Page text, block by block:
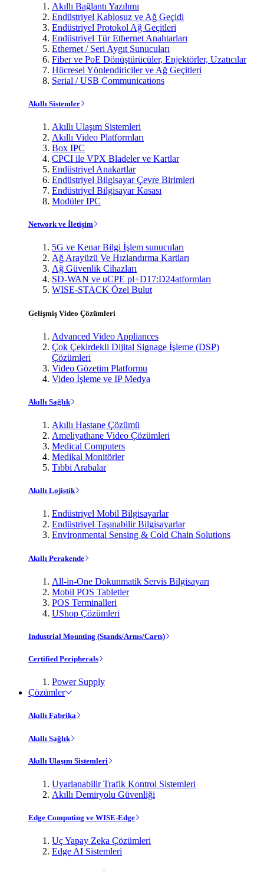
Akıllı Bağlantı Yazılımı
Endüstriyel Kablosuz ve Ağ Geçidi
Endüstriyel Protokol Ağ Geçitleri
Endüstriyel Tür Ethernet Anahtarları
Ethernet / Seri Aygıt Sunucuları
Fiber ve PoE Dönüştürücüler, Enjektörler, Uzatıcılar
Hücresel Yönlendiriciler ve Ağ Geçitleri
Serial / USB Communications
Akıllı Sistemler
Akıllı Ulaşım Sistemleri
Akıllı Video Platformları
Box IPC
CPCI ile VPX Bladeler ve Kartlar
Endüstriyel Anakartlar
Endüstriyel Bilgisayar Çevre Birimleri
Endüstriyel Bilgisayar Kasası
Modüler IPC
Network ve İletişim
5G ve Kenar Bilgi İşlem sunucuları
Ağ Arayüzü Ve Hızlandırma Kartları
Ağ Güvenlik Cihazları
SD-WAN ve uCPE pl+D17:D24atformları
WISE-STACK Özel Bulut
Gelişmiş Video Çözümleri
Advanced Video Appliances
Çok Çekirdekli Dijital Signage İşleme (DSP)
Çözümleri
Video Gözetim Platformu
Video İşleme ve IP Medya
Akıllı Sağlık
Akıllı Hastane Çözümü
Ameliyathane Video Çözümleri
Medical Computers
Medikal Monitörler
Tıbbi Arabalar
Akıllı Lojistik
Endüstriyel Mobil Bilgisayarlar
Endüstriyel Taşınabilir Bilgisayarlar
Environmental Sensing & Cold Chain Solutions
Akıllı Perakende
All-in-One Dokunmatik Servis Bilgisayarı
Mobil POS Tabletler
POS Terminalleri
UShop Çözümleri
Industrial Mounting (Stands/Arms/Carts)
Certified Peripherals
Power Supply
Çözümler
Akıllı Fabrika
Akıllı Sağlık
Akıllı Ulaşım Sistemleri
Uyarlanabilir Trafik Kontrol Sistemleri
Akıllı Demiryolu Güvenliği
Edge Computing ve WISE-Edge
Uç Yapay Zeka Çözümleri
Edge AI Sistemleri